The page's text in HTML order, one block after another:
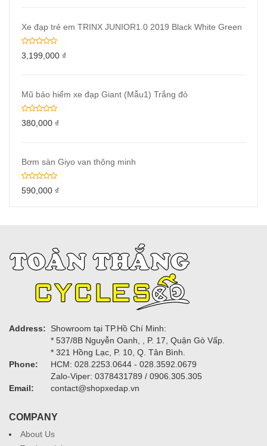
Xe đạp trẻ em TRINX JUNIOR1.0 2019 Black White Green
3,199,000 ₫
Mũ bảo hiểm xe đạp Giant (Mẫu1) Trắng đỏ
380,000 ₫
Bơm sàn Giyo van thông minh
590,000 ₫
Address:
Showroom tại TP.Hồ Chí Minh:
* 537/8B Nguyễn Oanh, , P. 17, Quận Gò Vấp.
* 321 Hồng Lạc, P. 10, Q. Tân Bình.
Phone:
HCM: 028.2253.0644 - 028.3592.0679
Zalo-Viper: 0378431789 / 0906.305.305
Email:
contact@shopxedap.vn
COMPANY
About Us